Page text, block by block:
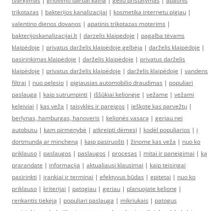
trikotazas | bakterijos kanalizacijai | kosmetika internetu pigiau |
valentino dienos dovanos | apatinis trikotazas moterims |
bakterijoskanalizacijai.lt | darzelis klaipedoje | pagalba tėvams
klaipėdoje | privatus darželis klaipėdoje gelbėja | darželis klaipėdoje |
pasirinkimas klaipėdoje | darželis klaipėdoje | privatus darželis
klaipėdoje | privatus darželis klaipėdoje | darželis klaipėdoje | vandens
filtrai | nuo pelesio | pigiausias automobilio draudimas | populiari
paslauga | kaip sutrumpinti | iššūkiai kelionėje | vežame | vežami
keleiviai | kas veža | taisyklės ir pareigos | ieškote kas parvežtų |
berlynas, hamburgas, hanoveris | kelionės vasarą | geriau nei
autobusu | kam pirmenybė | atkreipti dėmesį | kodėl populiarios | į
dortmundą ar mincheną | kaip pasiruošti | žinome kas veža | nuo ko
priklauso | paslaugos | paslaugos | procesas | mitai ir paneigimai | ką
prarandate | informacija | aktualiausi klausimai | kaip teisingai
pasirinkti | įrankiai ir terminai | efektyvus būdas | epitetai | nuo ko
priklauso | kriterijai | patogiau | geriau | planuojate kelionę |
renkantis tiekėją | populiari paslauga | mikriukais | patogus